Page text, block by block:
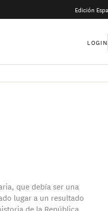
Edición
LOGIN
que debía ser una
lugar a un resultado
de la República